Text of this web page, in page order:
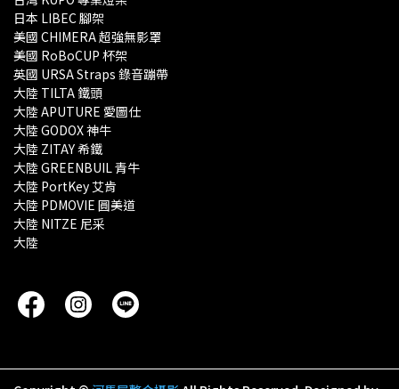
日本 LIBEC 腳架
美國 CHIMERA 超強無影罩
美國 RoBoCUP 杯架
英國 URSA Straps 錄音蹦帶
大陸 TILTA 鐵頭
大陸 APUTURE 愛圖仕
大陸 GODOX 神牛
大陸 ZITAY 希鐵
大陸 GREENBUIL 青牛
大陸 PortKey 艾肯
大陸 PDMOVIE 圓美道
大陸 NITZE 尼采
大陸